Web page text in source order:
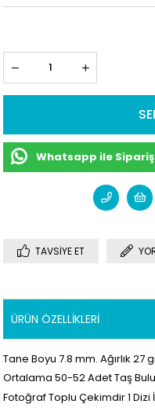
Whatsapp ile Sipariş
TAVSIYE ET
ÜRÜN ÖZELLIKLERI
Tane Boyu 7.8 mm. Ağırlık 27
Ortalama 50-52 Adet Taş
Fotoğraf Toplu Çekimdir 1 Dizi